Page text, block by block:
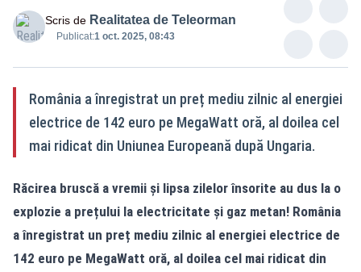
Scris de Realitatea de Teleorman
Publicat:1 oct. 2025, 08:43
România a înregistrat un preț mediu zilnic al energiei
electrice de 142 euro pe MegaWatt oră, al doilea cel
mai ridicat din Uniunea Europeană după Ungaria.
Răcirea bruscă a vremii și lipsa zilelor însorite au dus la o
explozie a prețului la electricitate și gaz metan! România
a înregistrat un preț mediu zilnic al energiei electrice de
142 euro pe MegaWatt oră, al doilea cel mai ridicat din